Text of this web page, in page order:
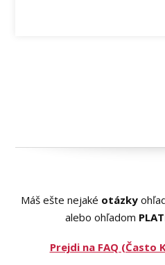
Máš ešte nejaké otázky
alebo ohľadom
Prejdi na FAQ (Často